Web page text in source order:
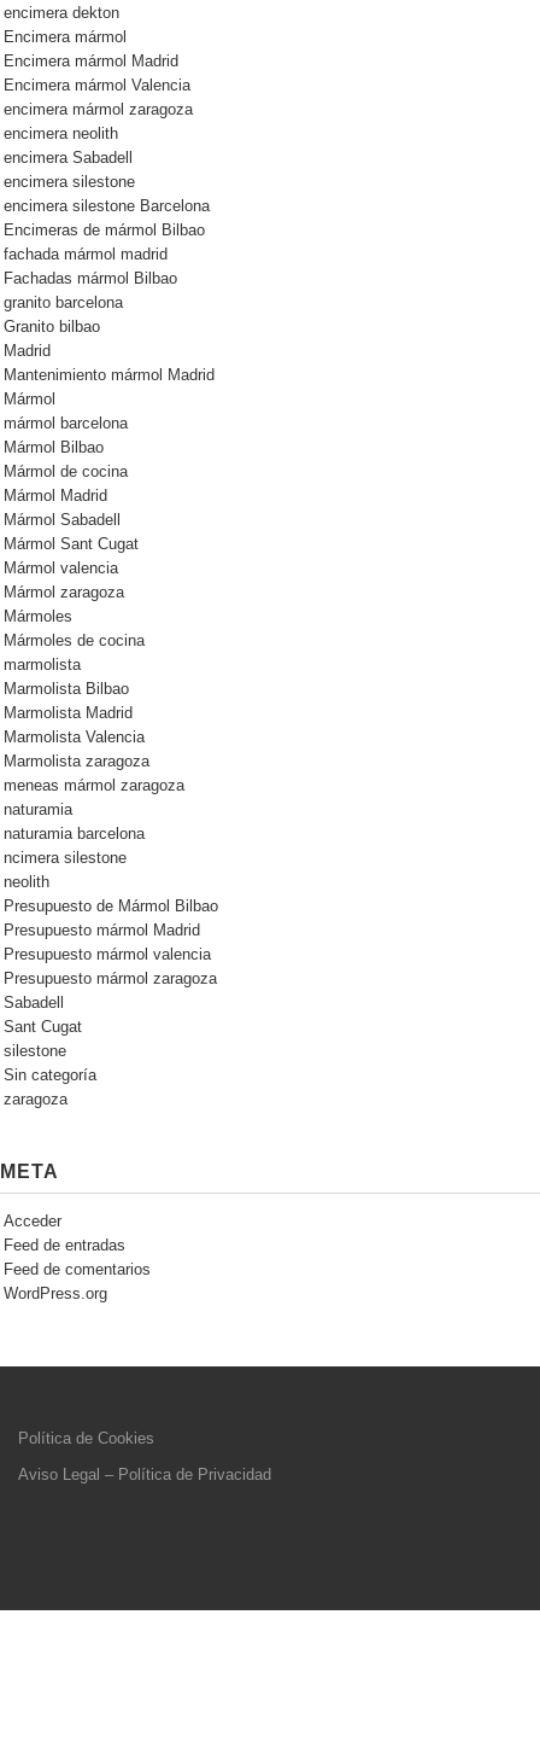
encimera dekton
Encimera mármol
Encimera mármol Madrid
Encimera mármol Valencia
encimera mármol zaragoza
encimera neolith
encimera Sabadell
encimera silestone
encimera silestone Barcelona
Encimeras de mármol Bilbao
fachada mármol madrid
Fachadas mármol Bilbao
granito barcelona
Granito bilbao
Madrid
Mantenimiento mármol Madrid
Mármol
mármol barcelona
Mármol Bilbao
Mármol de cocina
Mármol Madrid
Mármol Sabadell
Mármol Sant Cugat
Mármol valencia
Mármol zaragoza
Mármoles
Mármoles de cocina
marmolista
Marmolista Bilbao
Marmolista Madrid
Marmolista Valencia
Marmolista zaragoza
meneas mármol zaragoza
naturamia
naturamia barcelona
ncimera silestone
neolith
Presupuesto de Mármol Bilbao
Presupuesto mármol Madrid
Presupuesto mármol valencia
Presupuesto mármol zaragoza
Sabadell
Sant Cugat
silestone
Sin categoría
zaragoza
META
Acceder
Feed de entradas
Feed de comentarios
WordPress.org
Política de Cookies
Aviso Legal – Política de Privacidad